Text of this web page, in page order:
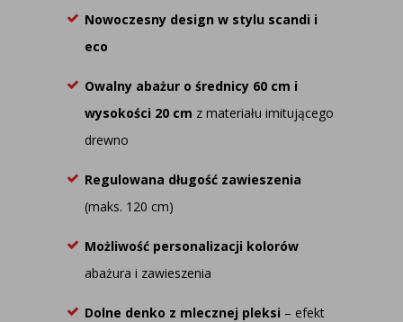
Nowoczesny design w stylu scandi i
eco
Owalny abażur o średnicy 60 cm i
wysokości 20 cm z materiału imitującego
drewno
Regulowana długość zawieszenia
(maks. 120 cm)
Możliwość personalizacji kolorów
abażura i zawieszenia
Dolne denko z mlecznej pleksi – efekt